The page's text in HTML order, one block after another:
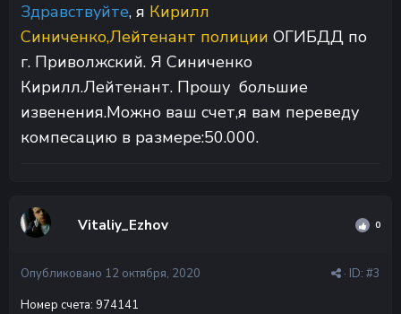
Здравствуйте, я Кирилл
Синиченко,Лейтенант полиции ОГИБДД по
г. Приволжский. Я Синиченко
Кирилл.Лейтенант. Прошу большие
извенения.Можно ваш счет,я вам переведу
компесацию в размере:50.000.
Vitaliy_Ezhov 0
· ID: #3
Опубликовано 12 октября, 2020
Номер счета: 974141